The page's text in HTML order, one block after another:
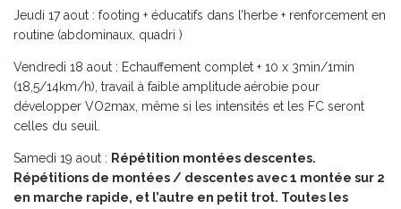
Jeudi 17 aout : footing + éducatifs dans l’herbe + renforcement en
routine (abdominaux, quadri )
Vendredi 18 aout : Echauffement complet + 10 x 3min/1min
(18,5/14km/h), travail à faible amplitude aérobie pour
développer VO2max, même si les intensités et les FC seront
celles du seuil.
Samedi 19 aout : Répétition montées descentes.
Répétitions de montées / descentes avec 1 montée sur 2
en marche rapide, et l’autre en petit trot. Toutes les